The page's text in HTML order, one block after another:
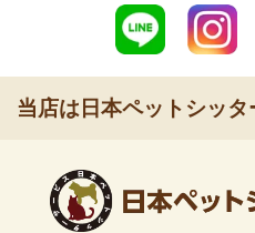
当店は日本ペットシッ